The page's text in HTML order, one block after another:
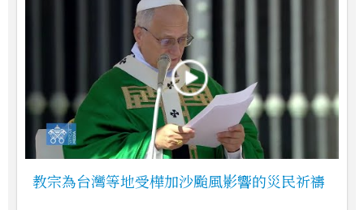
教宗為台灣等地受樺加沙颱風影響的災民祈禱